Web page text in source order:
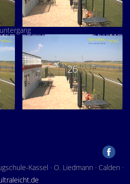
26
Kassel · O. Liedmann · Calden ·